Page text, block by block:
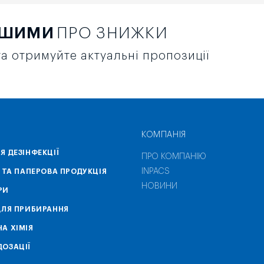
ПРО ЗНИЖКИ
отримуйте актуальні пропозиції
ДЕЗІНФЕКЦІЇ
ТА ПАПЕРОВА ПРОДУКЦІЯ
ПРИБИРАННЯ
ХІМІЯ
КОМПАНІЯ
ПРО КОМПАНІЮ
INPACS
НОВИНИ